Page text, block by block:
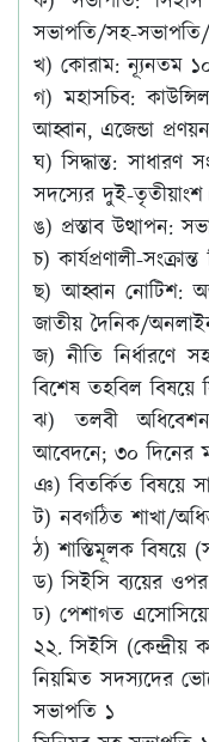
সভাপতি/সহ-
খ) কোরাম: ন্যূনতম
গ) মহাসচিব:
আহ্বান, এজেন্ডা
ঘ) সিদ্ধান্ত: সাধারণ
সদস্যের দুই-
ঙ) প্রস্তাব উত্থাপন:
চ) কার্যপ্রণালী-
ছ) আহ্বান নোটিশ:
জাতীয় দৈনিক/অনলাইন
জ) নীতি নির্ধারণে
বিশেষ তহবিল বিষয়ে
ঝ) তলবী
আবেদনে; ৩০ দিনের
ঞ) বিতর্কিত বিষয়ে
ট) নবগঠিত শাখা/
ঠ) শাস্তিমূলক বিষয়ে
ড) সিইসি ব্যয়ের ওপর
ঢ) পেশাগত
২২. সিইসি (কেন্দ্রীয়
নিয়মিত সদস্যদের
সভাপতি ১